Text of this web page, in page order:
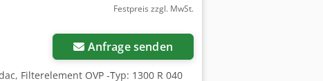
Festpreis zzgl. MwSt.
Anfrage senden
Filterelement OVP -Typ: 1300 R 040